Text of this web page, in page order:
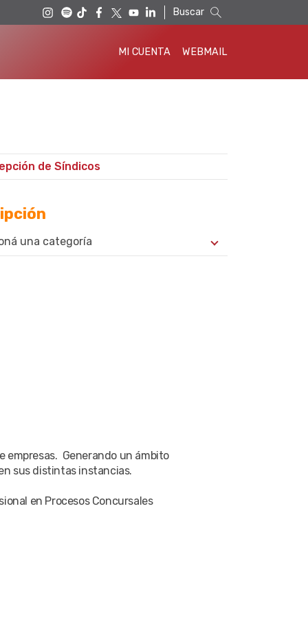
Buscar
MI CUENTA WEBMAIL
de Síndicos
una categoría
empresas. Generando un ámbito
sus distintas instancias.
en Procesos Concursales